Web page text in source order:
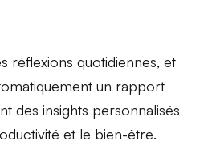
réflexions quotidiennes, et
un rapport
desinsights personnalisés
et le bien-être.